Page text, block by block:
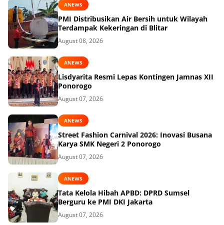
ANEWS
PMI Distribusikan Air Bersih untuk Wilayah
Terdampak Kekeringan di Blitar
August 08, 2026
ANEWS
Lisdyarita Resmi Lepas Kontingen Jamnas XII
Ponorogo
August 07, 2026
ANEWS
Street Fashion Carnival 2026: Inovasi Busana
Karya SMK Negeri 2 Ponorogo
August 07, 2026
ANEWS
Tata Kelola Hibah APBD: DPRD Sumsel
Berguru ke PMI DKI Jakarta
August 07, 2026